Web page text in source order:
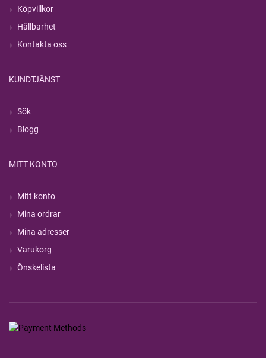
Köpvillkor
Hållbarhet
Kontakta oss
KUNDTJÄNST
Sök
Blogg
MITT KONTO
Mitt konto
Mina ordrar
Mina adresser
Varukorg
Önskelista